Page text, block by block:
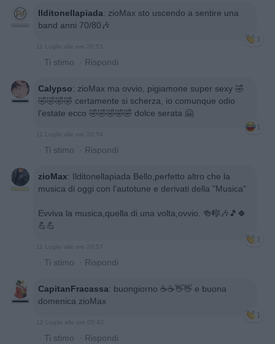
Ilditonellapiada: zioMax sto uscendo a sentire una
band anni 70/80🎶
1
· Ti stimo · Rispondi
Calypso: zioMax ma ovvio, pigiamone super sexy 🤣
🤣🤣🤣🤣 certamente si scherza, io comunque odio
l'estate ecco 🤣🤣🤣🤣🤣 dolce serata 🤗
1
· Ti stimo · Rispondi
zioMax: Ilditonellapiada Bello,perfetto altro che la
musica di oggi con l'autotune e derivati della "Musica"
Evviva la musica,quella di una volta,ovvio. 🍻🎼🎶🎵🍀
💪💪
1
11 Luglio alle ore 20:57
· Ti stimo · Rispondi
CapitanFracassa: buongiorno ☕️☕️👋👋 e buona
domenica zioMax
1
· Ti stimo · Rispondi